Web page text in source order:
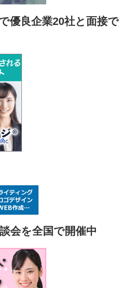
優良企業20社と面接で
会を全国で開催中